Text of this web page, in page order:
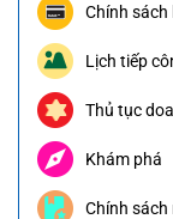
Chính
Lịch tiếp
Thủ tục
Khám phá
Chính sách